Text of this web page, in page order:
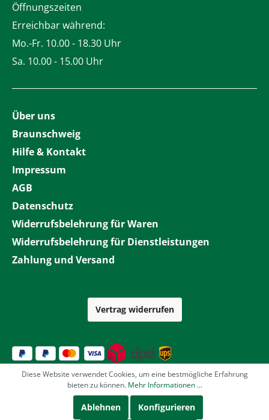
Öffnungszeiten
Erreichbar während:
Mo.-Fr. 10.00 - 18.30 Uhr
Sa. 10.00 - 15.00 Uhr
Über uns
Braunschweig
Hilfe & Kontakt
Impressum
AGB
Datenschutz
Widerrufsbelehrung für Waren
Widerrufsbelehrung für Dienstleistungen
Zahlung und Versand
Vertrag widerrufen
Diese Website verwendet Cookies, um eine bestmögliche Erfahrung
bieten zu können. Mehr Informationen ...
Ablehnen Konfigurieren